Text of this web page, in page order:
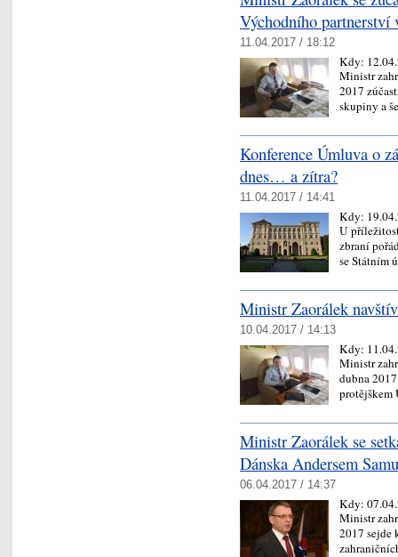
Východního partnerství
11.04.2017 / 18:12
Kdy:
Ministr
2017
skupiny a
Konference Úmluva o
dnes… a zítra?
11.04.2017 / 14:41
Kdy:
U
zbraní
se Státním
Ministr Zaorálek
10.04.2017 / 14:13
Kdy:
Ministr
dubna
Ministr Zaorálek se
Dánska Andersem
06.04.2017 / 14:37
Kdy:
Ministr
2017 sejde